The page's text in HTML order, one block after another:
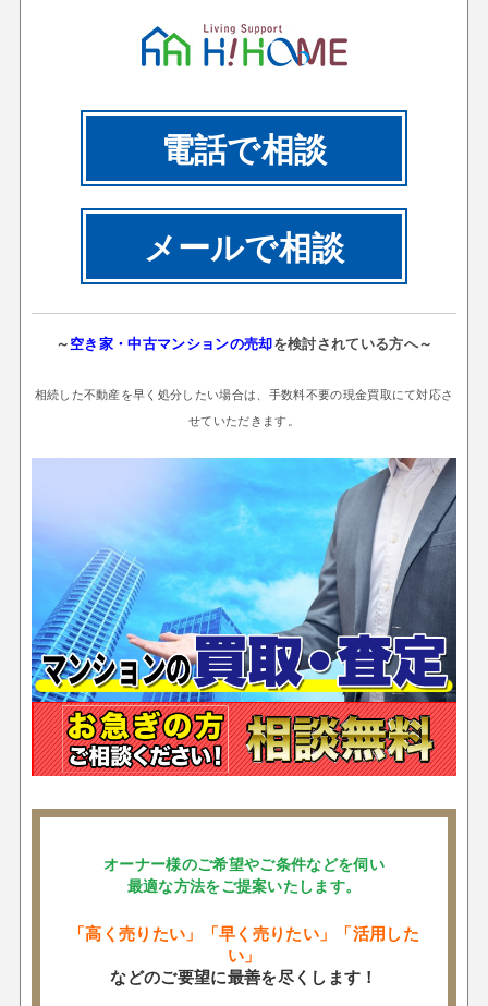
電話で相談
メールで相談
～空き家・中古マンションの売却を検討されている方へ～
相続した不動産を早く処分したい場合は、手数料不要の現金買取にて対応さ
せていただきます。
オーナー様のご希望やご条件などを伺い
最適な方法をご提案いたします。
「高く売りたい」「早く売りたい」「活用した
い」
などのご要望に最善を尽くします！